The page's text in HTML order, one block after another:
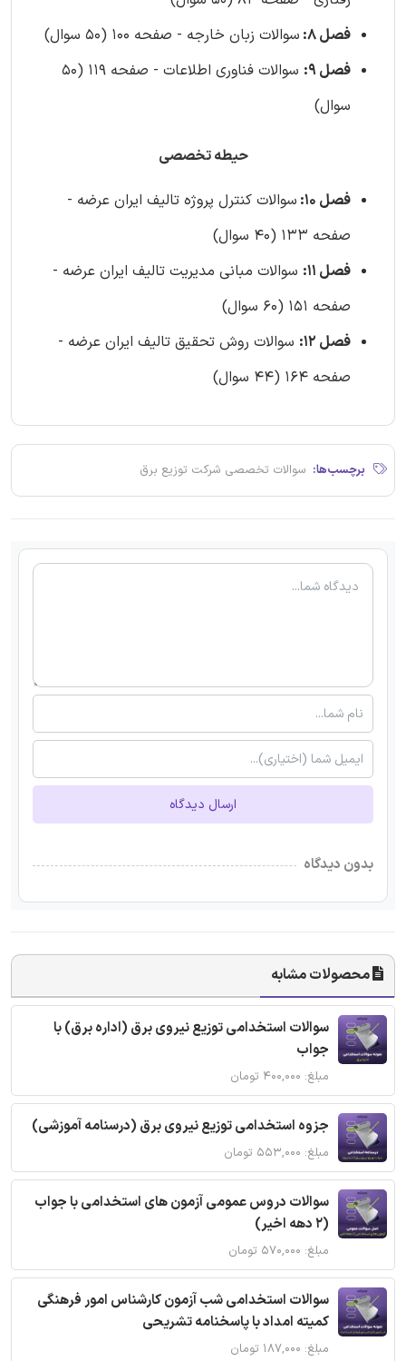
فصل 8:
سوالات زبان خارجه - صفحه 100 (50 سوال)
فصل 9:
سوالات فناوری اطلاعات - صفحه 119 (50
سوال)
حیطه تخصصی
فصل 10:
سوالات کنترل پروژه تالیف ایران عرضه -
صفحه 133 (40 سوال)
فصل 11:
سوالات مبانی مدیریت تالیف ایران عرضه -
صفحه 151 (60 سوال)
فصل 12:
سوالات روش تحقیق تالیف ایران عرضه -
صفحه 164 (44 سوال)
برچسب‌ها: سوالات تخصصی شرکت توزیع برق
ارسال دیدگاه
بدون دیدگاه
محصولات مشابه
سوالات استخدامی توزیع نیروی برق (اداره برق) با
جواب
مبلغ: ۴۰۰,۰۰۰ تومان
جزوه استخدامی توزیع نیروی برق (درسنامه آموزشی)
مبلغ: ۵۵۳,۰۰۰ تومان
سوالات دروس عمومی آزمون های استخدامی با جواب
(2 دهه اخیر)
مبلغ: ۵۷۰,۰۰۰ تومان
سوالات استخدامی شب آزمون کارشناس امور فرهنگی
کمیته امداد با پاسخنامه تشریحی
مبلغ: ۱۸۷,۰۰۰ تومان